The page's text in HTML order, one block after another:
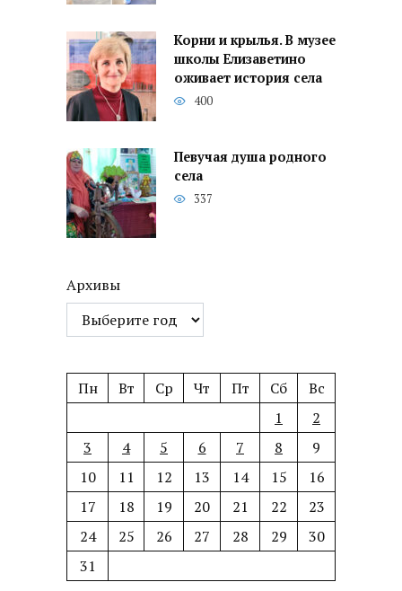
Корни и крылья. В музее
школы Елизаветино
оживает история села
400
Певучая душа родного
села
337
Архивы
Пн Вт Ср Чт Пт Сб
Вс
1
2
3
4 5 6 7 8
9
10
11 12 13 14 15
16
17
18 19 20 21 22
23
24
25 26 27 28 29
30
31